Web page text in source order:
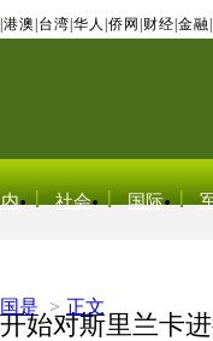
港澳 台湾 华人 侨网 财经 金融
社会 国际
国是 > 正文
始对斯里兰卡